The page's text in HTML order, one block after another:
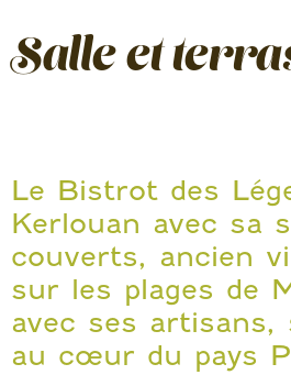
Salle et
Le Bistrot des
Kerlouan avec sa
couverts, ancien
sur les plages de
avec ses artisans,
au cœur du pays